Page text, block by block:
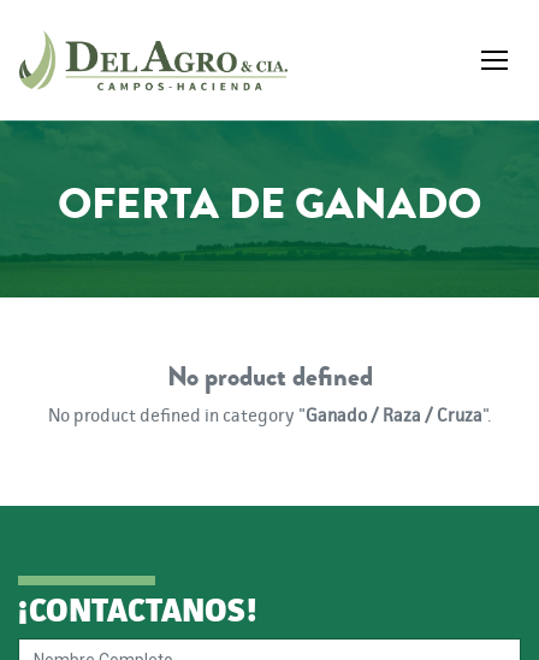
OFERTA DE GANADO
No product defined
No product defined in category "Ganado / Raza / Cruza".
¡CONTACTANOS!